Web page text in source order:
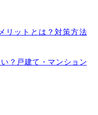
リットとは？対策方法
？戸建て・マンション